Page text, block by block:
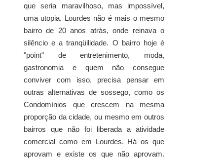
que seria maravilhoso, mas impossível,
uma utopia. Lourdes não é mais o mesmo
bairro de 20 anos atrás, onde reinava o
silêncio e a tranqüilidade. O bairro hoje é
"point" de entretenimento, moda,
gastronomia e quem não consegue
conviver com isso, precisa pensar em
outras alternativas de sossego, como os
Condomínios que crescem na mesma
proporção da cidade, ou mesmo em outros
bairros que não foi liberada a atividade
comercial como em Lourdes. Há os que
aprovam e existe os que não aprovam.